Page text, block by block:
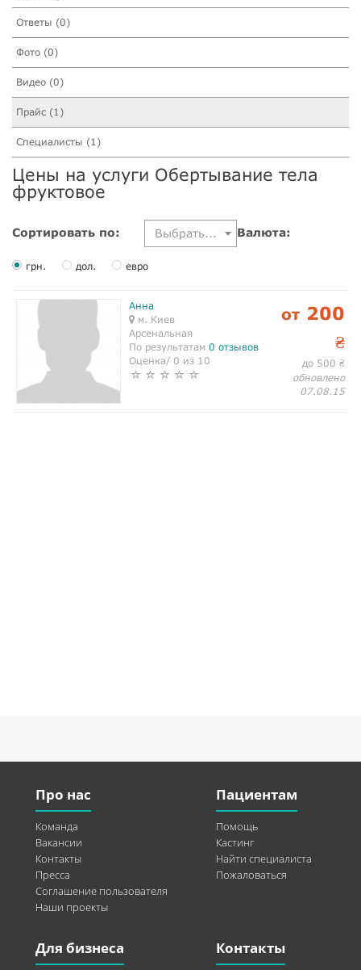
Ответы (0)
Фото (0)
Видео (0)
Прайс (1)
Специалисты (1)
Цены на услуги Обертывание тела
фруктовое
Сортировать по: Выбрать... Валюта:
грн. дол. евро
Анна
м. Киев
Арсенальная
По результатам 0 отзывов
Оценка/ 0 из 10
от 200
₴
до 500 ₴
обновлено
07.08.15
Про нас
Команда
Вакансии
Контакты
Пресса
Соглашение пользователя
Наши проекты
Пациентам
Помощь
Кастинг
Найти специалиста
Пожаловаться
Для бизнеса Контакты